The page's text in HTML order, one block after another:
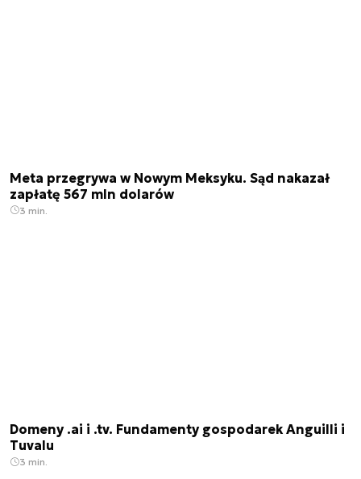
Meta przegrywa w Nowym Meksyku. Sąd nakazał
zapłatę 567 mln dolarów
3 min.
Domeny .ai i .tv. Fundamenty gospodarek Anguilli i
Tuvalu
3 min.